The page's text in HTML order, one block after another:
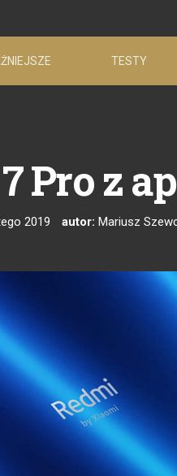
TESTY
Pro z
2019 autor: Mariusz